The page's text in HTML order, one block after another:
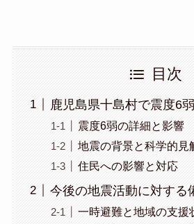
目次
鹿児島県十島村で震度6
震度6弱の詳細と影響
地震の背景と科学的見
住民への影響と対応
今後の地震活動に対する
一時避難と地域の支援